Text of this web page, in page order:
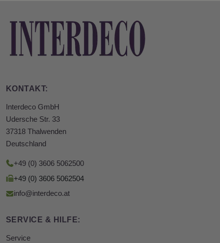
KONTAKT:
Interdeco GmbH
Udersche Str. 33
37318 Thalwenden
Deutschland
+49 (0) 3606 5062500
+49 (0) 3606 5062504
info@interdeco.at
SERVICE & HILFE:
Service